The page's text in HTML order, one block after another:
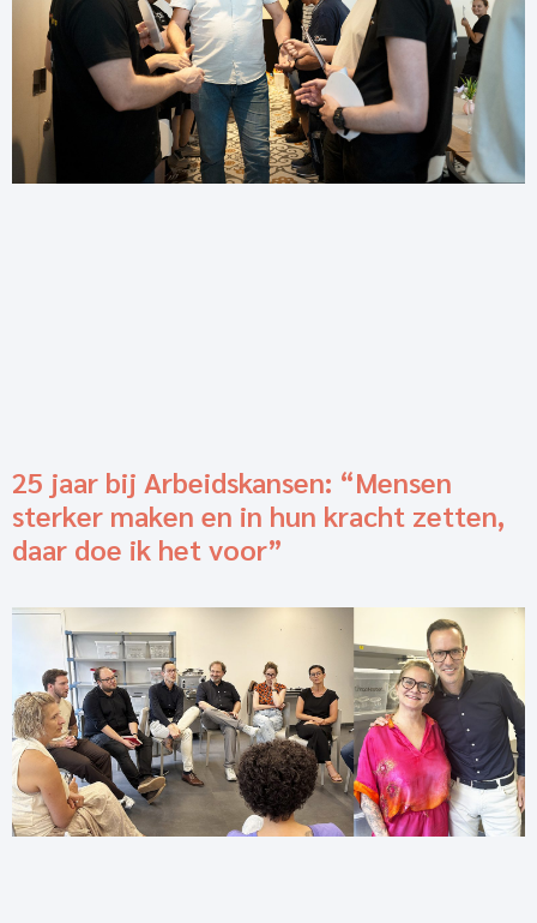
25 jaar bij Arbeidskansen: “Mensen
sterker maken en in hun kracht zetten,
daar doe ik het voor”